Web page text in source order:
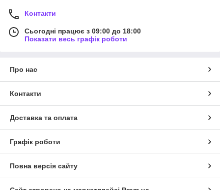
Контакти
Сьогодні працює з 09:00 до 18:00
Показати весь графік роботи
Про нас
Контакти
Доставка та оплата
Графік роботи
Повна версія сайту